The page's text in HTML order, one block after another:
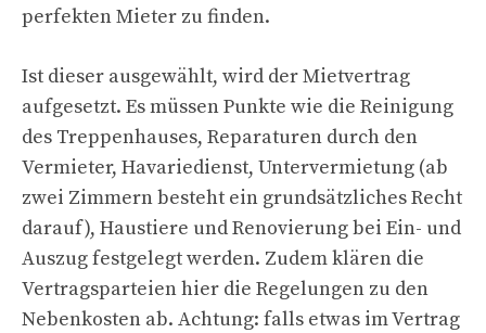
perfekten Mieter zu finden.
Ist dieser ausgewählt, wird der Mietvertrag
aufgesetzt. Es müssen Punkte wie die Reinigung
des Treppenhauses, Reparaturen durch den
Vermieter, Havariedienst, Untervermietung (ab
zwei Zimmern besteht ein grundsätzliches Recht
darauf), Haustiere und Renovierung bei Ein- und
Auszug festgelegt werden. Zudem klären die
Vertragsparteien hier die Regelungen zu den
Nebenkosten ab. Achtung: falls etwas im Vertrag